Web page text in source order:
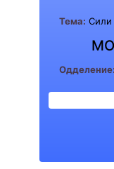
Тема: Сили
Одделение: